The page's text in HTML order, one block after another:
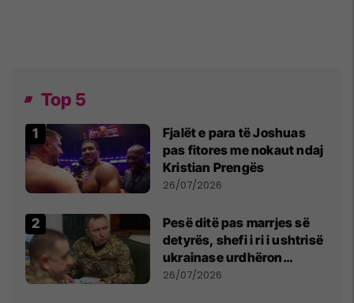
Top 5
Fjalët e para të Joshuas
pas fitores me nokaut ndaj
Kristian Prengës
26/07/2026
Pesë ditë pas marrjes së
detyrës, shefi i ri i ushtrisë
ukrainase urdhëron
kontroll të madh
26/07/2026